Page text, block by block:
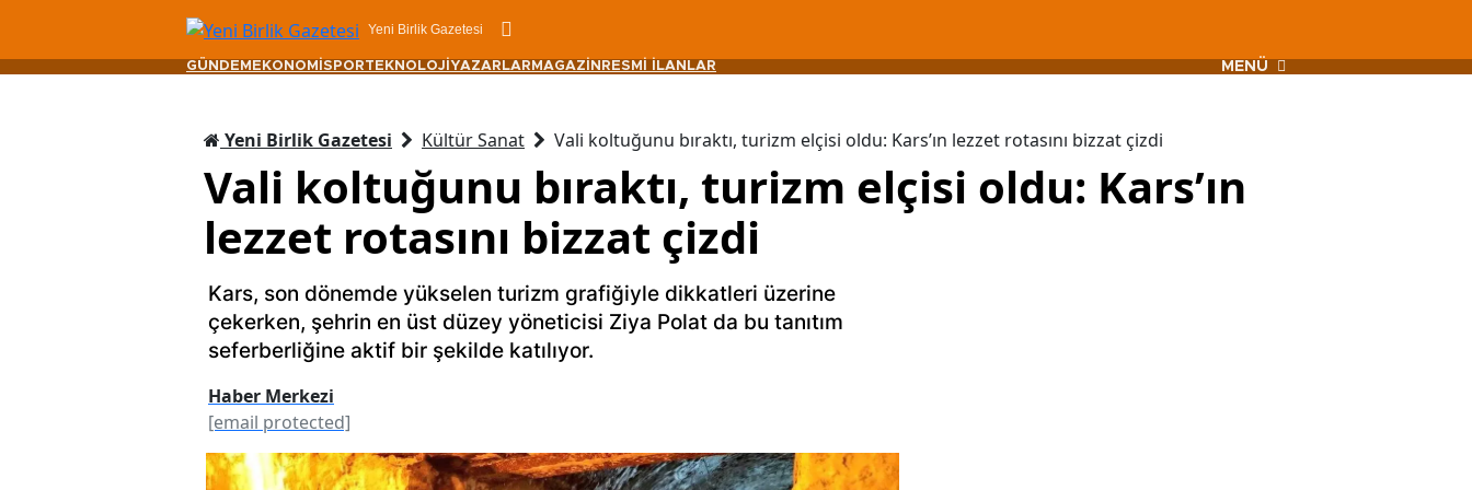
Yeni Birlik Gazetesi
GÜNDEM EKONOMİ SPORTEKNOLOJİ YAZARLAR MAGAZİN RESMİ İLANLAR MENÜ
Yeni Birlik Gazetesi Kültür Sanat Vali koltuğunu bıraktı, turizm elçisi oldu: Kars’ın lezzet rotasını bizzat çizdi
Vali koltuğunu bıraktı, turizm elçisi oldu: Kars’ın
lezzet rotasını bizzat çizdi
Kars, son dönemde yükselen turizm grafiğiyle dikkatleri üzerine
çekerken, şehrin en üst düzey yöneticisi Ziya Polat da bu tanıtım
seferberliğine aktif bir şekilde katılıyor.
Haber Merkezi
[email protected]